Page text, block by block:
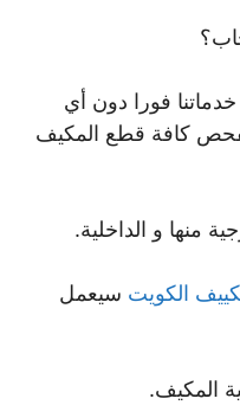
فورا دون أي
كافة قطع المكيف
منها و الداخلية.
الكويت سيعمل
المكيف.